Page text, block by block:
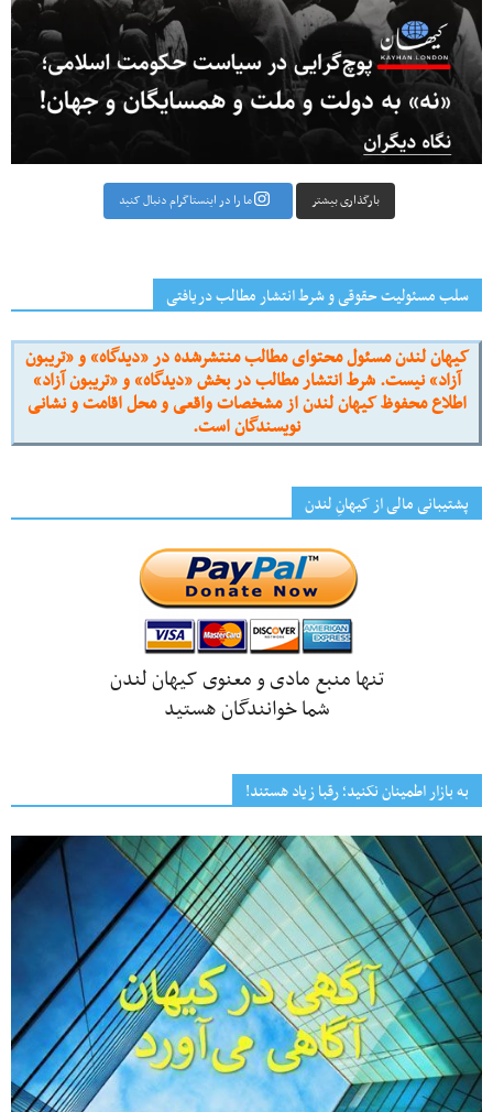
بارگذاری بیشتر ما را در اینستاگرام دنبال کنید
سلب مسئولیت حقوقی و شرط انتشار مطالب دریافتی
کیهان لندن مسئول محتوای مطالب منتشرشده در «دیدگاه» و «تریبون
آزاد» نیست. شرط انتشار مطالب در بخش «دیدگاه» و «تریبون آزاد»
اطلاع محفوظ کیهان لندن از مشخصات واقعی و محل اقامت و نشانی
نویسندگان است.
پشتیبانی مالی از کیهانِ لندن
تنها منبع مادی و معنوی کیهان لندن
شما خوانندگان هستید
به بازار اطمینان نکنید؛ رقبا زیاد هستند!